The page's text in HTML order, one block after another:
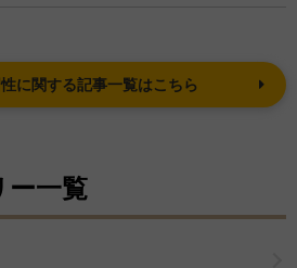
に関する記事一覧はこちら
ー一覧